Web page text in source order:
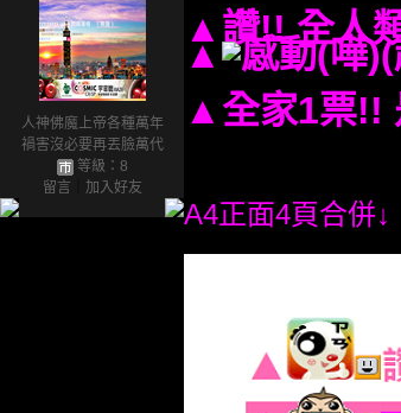
人神佛魔上帝各種萬年
禍害沒必要再丟臉萬代
等級：8
留言
加入好友
▲ 讚!! 全人
▲
▲全家1票!!
A4正面4頁合併↓